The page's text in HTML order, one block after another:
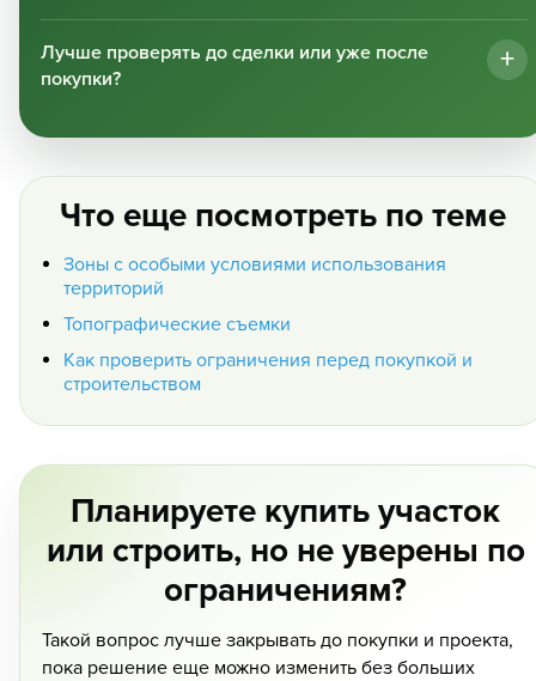
Лучше проверять до сделки или уже после
покупки?
Что еще посмотреть по теме
Зоны с особыми условиями использования
территорий
Топографические съемки
Как проверить ограничения перед покупкой и
строительством
Планируете купить участок
или строить, но не уверены по
ограничениям?
Такой вопрос лучше закрывать до покупки и проекта,
пока решение еще можно изменить без больших